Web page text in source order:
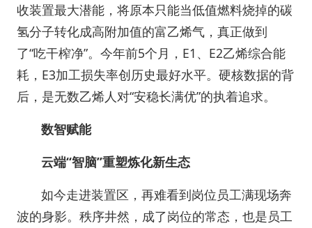
收装置最大潜能，将原本只能当低值燃料烧掉的碳
氢分子转化成高附加值的富乙烯气，真正做到
了“吃干榨净”。今年前5个月，E1、E2乙烯综合能
耗，E3加工损失率创历史最好水平。硬核数据的背
后，是无数乙烯人对“安稳长满优”的执着追求。
数智赋能
云端“智脑”重塑炼化新生态
如今走进装置区，再难看到岗位员工满现场奔
波的身影。秩序井然，成了岗位的常态，也是员工